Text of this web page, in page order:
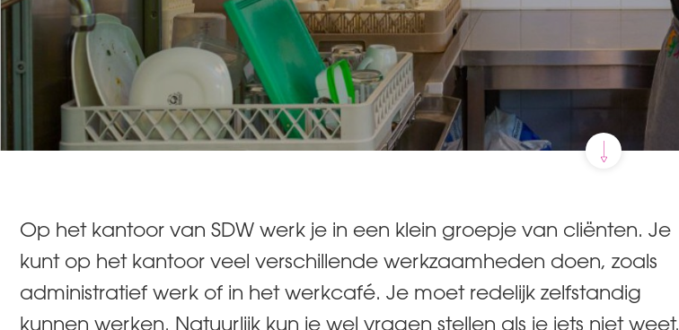
Op het kantoor van SDW werk je in een klein groepje van cliënten. Je
kunt op het kantoor veel verschillende werkzaamheden doen, zoals
administratief werk of in het werkcafé. Je moet redelijk zelfstandig
kunnen werken. Natuurlijk kun je wel vragen stellen als je iets niet weet.